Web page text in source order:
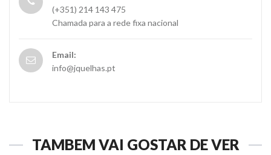
(+351) 214 143 475
Chamada para a rede fixa nacional
Email:
info@jquelhas.pt
TAMBÉM VAI GOSTAR DE VER